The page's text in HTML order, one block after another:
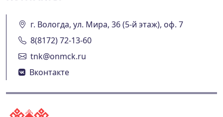
г. Вологда, ул. Мира, 36 (5-й этаж), оф. 7
8(8172) 72-13-60
tnk@onmck.ru
Вконтакте